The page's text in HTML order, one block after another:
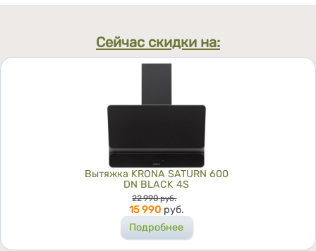
Сейчас скидки на:
Вытяжка KRONA SATURN 600
DN BLACK 4S
Цена
22 990 руб.
15 990 руб.
Подробнее